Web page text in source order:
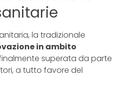
la tradizionale
in ambito
superata da parte
a tutto favore del